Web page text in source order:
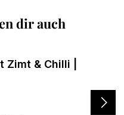
dir auch
& Chilli |